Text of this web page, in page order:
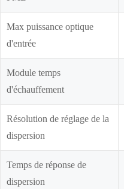
Max puissance optique
d'entrée
Module temps
d'échauffement
Résolution de réglage de la
dispersion
Temps de réponse de
dispersion